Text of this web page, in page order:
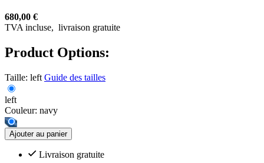
680,00 €
TVA incluse, livraison gratuite
Product Options:
Taille: left Guide des tailles
left
Couleur: navy
Ajouter au panier
Livraison gratuite